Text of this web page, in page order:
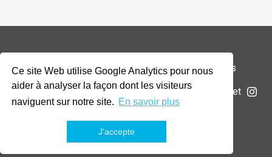
Ce site Web utilise Google Analytics pour nous
aider à analyser la façon dont les visiteurs
naviguent sur notre site. En savoir plus
J'accepte
© 2026 Addax & Oryx Foundation —Mentions légales
La Fondation Projets Actualités Soumettre un projet